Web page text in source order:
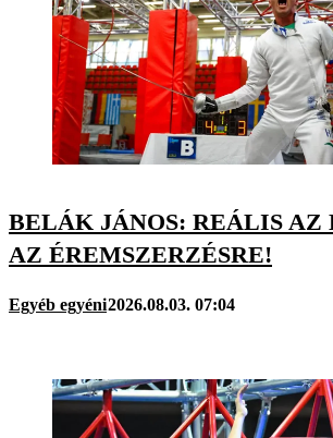
BELÁK JÁNOS: REÁLIS AZ
AZ ÉREMSZERZÉSRE!
Egyéb egyéni2026.08.03. 07:04